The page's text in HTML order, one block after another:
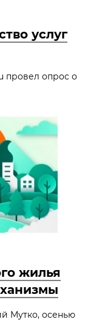
услуг
провел опрос о
жилья
Мутко, осенью